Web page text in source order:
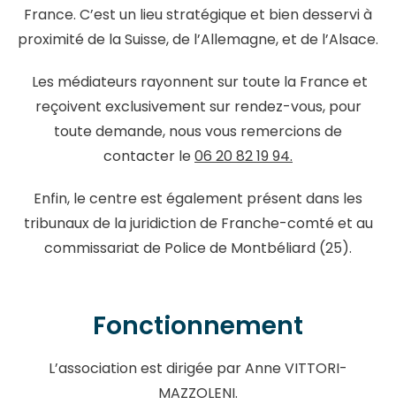
France. C’est un lieu stratégique et bien desservi à
proximité de la Suisse, de l’Allemagne, et de l’Alsace.
Les médiateurs rayonnent sur toute la France et
reçoivent exclusivement sur rendez-vous, pour
toute demande, nous vous remercions de
contacter le06 20 82 19 94.
Enfin, le centre est également présent dans les
tribunaux de la juridiction de Franche-comté et au
commissariat de Police de Montbéliard (25).
Fonctionnement
L’association est dirigée par Anne VITTORI-
MAZZOLENI.